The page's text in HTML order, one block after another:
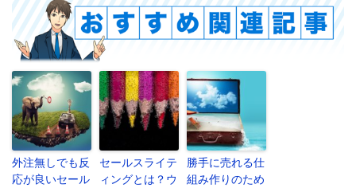
外注無しでも反
応が良いセール
セールスライテ
ィングとは？ウ
勝手に売れる仕
組み作りのため